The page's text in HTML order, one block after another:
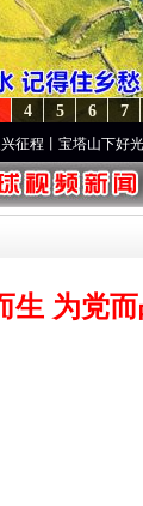
7
6
5
4
塔山下好光景..·[视频]
生 为党